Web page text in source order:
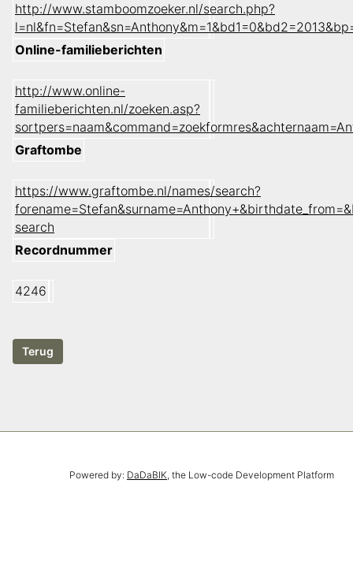
http://www.stamboomzoeker.nl/search.php?
Online-familieberichten
http://www.online-
familieberichten.nl/zoeken.asp?
Graftombe
https://www.graftombe.nl/names/search?
search
Recordnummer
4246
Powered by: DaDaBIK, the Low-code Development Platform